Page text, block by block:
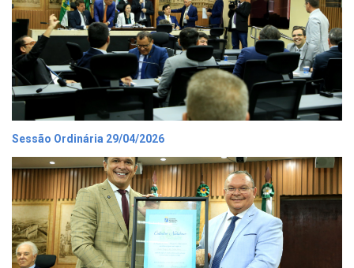
Sessão Ordinária 29/04/2026